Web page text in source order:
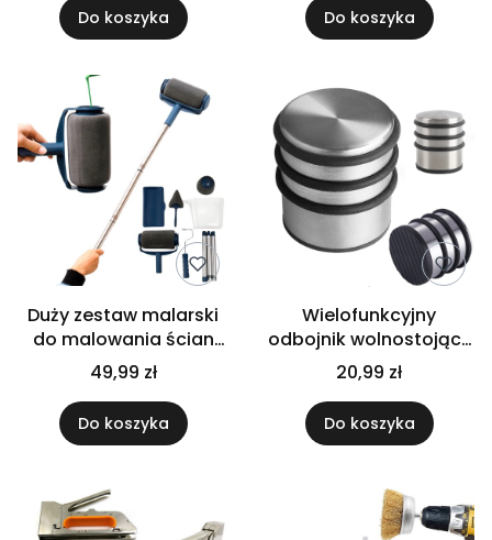
Do koszyka Do koszyka
Duży zestaw malarski
do malowania ścian
tynków tapet
uniwersalne narzędzia
49,99 zł
Do koszyka
Wielofunkcyjny
odbojnik wolnostojący
stoper do drzwi srebrny
uniwersalny
20,99 zł
Do koszyka